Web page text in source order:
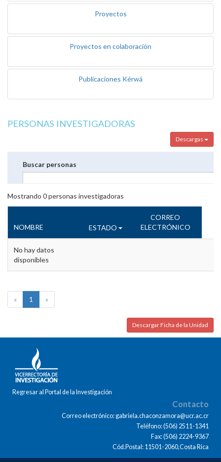
Proyectos
Proyectos en colaboración
Publicaciones Kérwá
PERSONAS INVESTIGADORAS
Descargas
Buscar personas
Mostrando 0personas investigadoras
NOMBRE ESTADO
CORREO
ELECTRÓNICO
No hay datos
disponibles
« 1 »
Descargar Ficha de la Unidad
Regresar al Portal de la Investigación
Contacto
Correo electrónico: gabriela.chaconzamora@ucr.ac.cr
Teléfono: (506) 2511-1341
Fax: (506) 2224-9367
Cód.Postal: 11501-2060,Costa Rica